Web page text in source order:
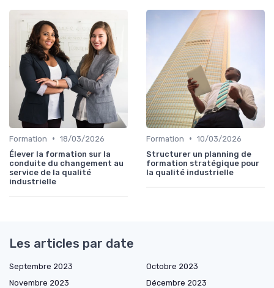
Formation • 18/03/2026
Élever la formation sur la
conduite du changement au
service de la qualité
industrielle
Formation • 10/03/2026
Structurer un planning de
formation stratégique pour
la qualité industrielle
Les articles par date
Septembre 2023
Octobre 2023
Novembre 2023
Décembre 2023